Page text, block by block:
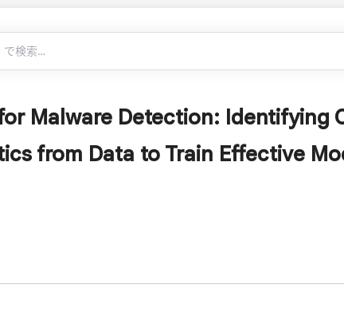
Malware Detection: Identifying
from Data to Train Effective